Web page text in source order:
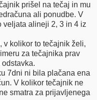
prišel na tečaj in mu
ali ponudbe. V
veljata alineji 2, 3 in 4 iz
v kolikor to tečajnik želi,
za tečajnika prav
7dni ni bila plačana ena
V kolikor tečajnik ne
smatra za prijavljenega